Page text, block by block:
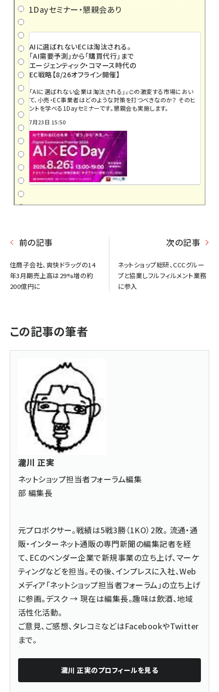
1Dayセミナー・懇親会あり
AIに選ばれないECは淘汰される。
「AI需要予測」から「購買代行」まで
エージェンティック・コマース時代の
EC戦略【8/26オフライン開催】
「AIに選ばれない企業は淘汰される」――。この激変する市場におい
て、小売・EC事業者はどのような対策を打つべきなのか？ そのヒ
ントを学べる1Dayセミナーです。懇親会も実施します。
7月23日 15:50
前の記事
住商子会社、爽快ドラッグの14
年3月期売上高は29%増の約
200億円に
次の記事
ネットショップ総研、CCCグルー
プと協業しフルフィルメント業務
に参入
この記事の筆者
瀧川 正実
ネットショップ担当者フォーラム編集
部 編集長
元プロボクサー。戦績は5戦3勝（1KO）2敗。 流通・通
販・インターネット通販の専門新聞の編集記者を経
て、ECのベンダー企業で新規事業の立ち上げ、マーケ
ティングなどを担当。その後、インプレスに入社、Web
メディア「ネットショップ担当者フォーラム」の立ち上げ
に参画。デスク → 現在は編集長。趣味は飲酒、地域
活性化活動。
ご意見、ご感想、タレコミなどはFacebookやTwitter
まで。
瀧川 正実のプロフィールを見る